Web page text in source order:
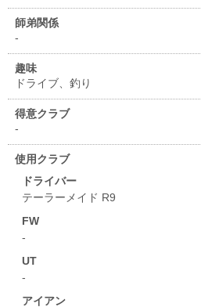
師弟関係
-
趣味
ドライブ、釣り
得意クラブ
-
使用クラブ
ドライバー
テーラーメイド R9
FW
-
UT
-
アイアン